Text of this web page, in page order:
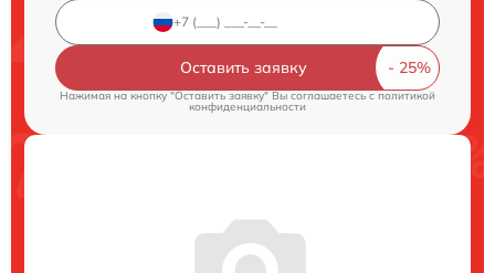
Оставить заявку
Нажимая на кнопку "Оставить заявку" Вы соглашаетесь cполитикой
конфиденциальности